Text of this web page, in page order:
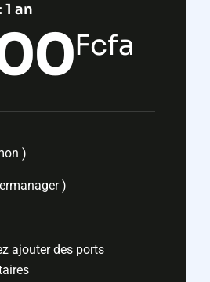
an
Fcfa
)
)
ajouter des ports